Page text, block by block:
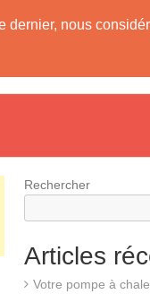
nous
Rechercher
Articles
Votre pompe à